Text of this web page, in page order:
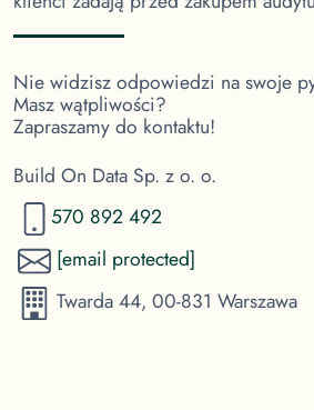
Nie widzisz odpowiedzi na swoje
Masz wątpliwości?
Zapraszamy do kontaktu!
Build On Data Sp. z o. o.
570 892 492
[email protected]
Twarda 44, 00-831 Warszawa